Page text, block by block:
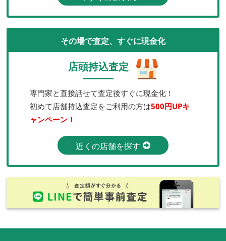
その場で査定、すぐに現金化
店頭持込査定
専門家と直接話せて査定後すぐに現金化！
初めて店舗持込査定をご利用の方は500円UPキ
ャンペーン！
近くの店舗を探す